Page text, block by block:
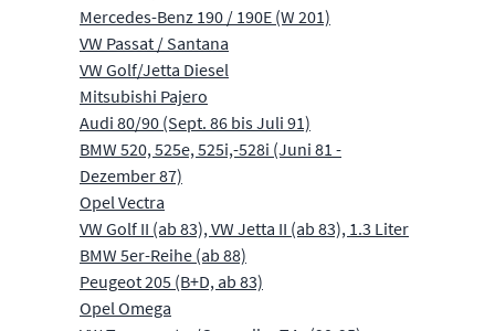
Mercedes-Benz 190 / 190E (W 201)
VW Passat / Santana
VW Golf/Jetta Diesel
Mitsubishi Pajero
Audi 80/90 (Sept. 86 bis Juli 91)
BMW 520, 525e, 525i,-528i (Juni 81 -
Dezember 87)
Opel Vectra
VW Golf II (ab 83), VW Jetta II (ab 83), 1.3 Liter
BMW 5er-Reihe (ab 88)
Peugeot 205 (B+D, ab 83)
Opel Omega